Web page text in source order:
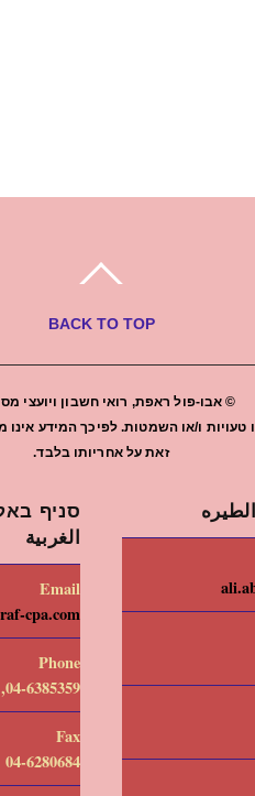
BACK TO TOP
© אבו-פול ראפת, רואי חשבון ויועצי מס
טעויות ו/או השמטות. לפיכך המידע
זאת על אחריותו בלבד.
סניף
الغربية
Email
cpa.com
Phone
04-6385359, 0775020802, 0775020812
Fax
04-6280684